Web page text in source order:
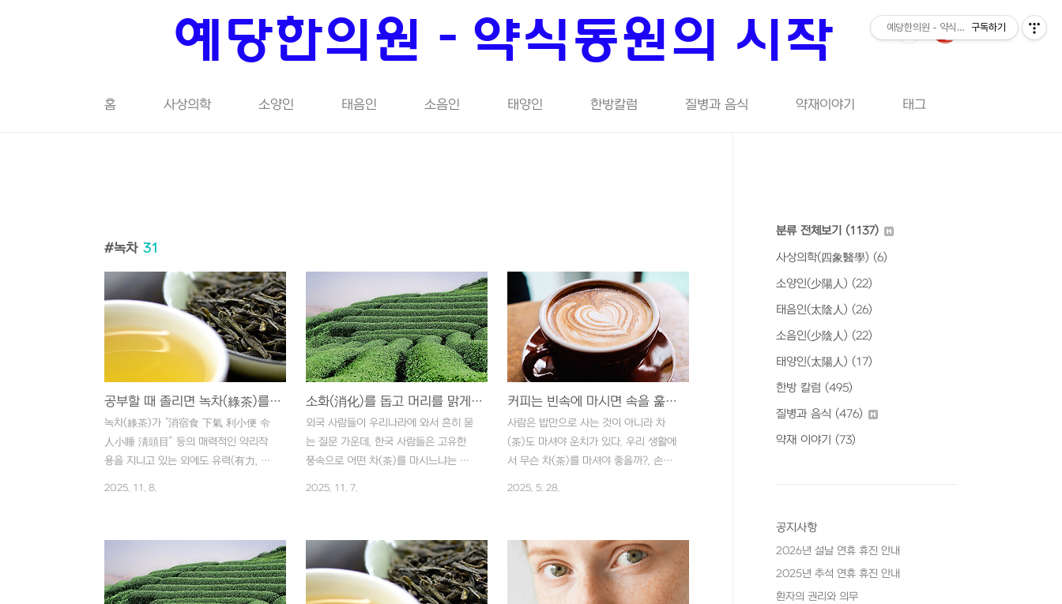
예당한의원 - 약식동원의 시작
홈 사상의학 소양인 태음인 소음인 태양인 한방칼럼 질병과 음식 약재이야기 태그
녹차 31
공부할 때 졸리면 녹차(綠茶)를 마셔라.
녹차(綠茶)가 “消宿食 下氣 利小便 令
人小睡 淸頭目” 등의 매력적인 약리작
용을 지니고 있는 외에도 유력(有力, 힘
좋은 것이 어디 있겠는가? 이와 같은 약
리작용은 결코 과장이 아니고 그에 해당
되는 성분들이 과학적으로 증명되고 있
2025. 11. 8.
소화(消化)를 돕고 머리를 맑게 하는 차(茶) - 작설차(雀舌茶)
외국 사람들이 우리나라에 와서 흔히 묻
는 질문 가운데, 한국 사람들은 고유한
풍속으로 어떤 차(茶)를 마시느냐는 것
치 있는 사람은 밥 먹은 후에 마시는 숭
늉이 우리의 차(茶)라고 대답하기도 한
다. 사실은 우리도 이미 신라시대부터 녹
2025. 11. 7.
커피는 빈속에 마시면 속을 훑어 나쁘다. - 茶不可多喫
사람은 밥만으로 사는 것이 아니라 차
(茶)도 마셔야 운치가 있다. 우리 생활에
서 무슨 차(茶)를 마셔야 좋을까?, 손님
만 오래 계속하는 동안에 건강(健康)에
미치는 영향도 결코 적지 않다. 커피의
주성분인 카페인(caffeine)을 지나치게
2025. 5. 28.
분류 전체보기 (1137)
사상의학(四象醫學) (6)
소양인(少陽人) (22)
태음인(太陰人) (26)
소음인(少陰人) (22)
태양인(太陽人) (17)
한방 칼럼 (495)
질병과 음식 (476)
약재 이야기 (73)
공지사항
2026년 설날 연휴 휴진 안내
2025년 추석 연휴 휴진 안내
환자의 권리와 의무
예당한의원 - 약식동원의 시작
구독하기